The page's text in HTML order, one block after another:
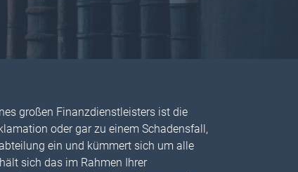
großen Finanzdienstleisters ist die
oder gar zu einem Schadensfall,
ein und kümmert sich um alle
sich das im Rahmen Ihrer